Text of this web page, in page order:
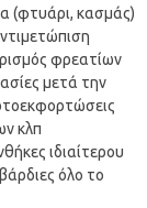
(φτυάρι, κασμάς)
φρεατίων
μετά την
κλπ
ιδιαίτερου
όλο το